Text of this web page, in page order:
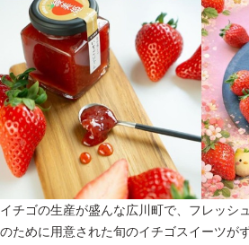
イチゴの生産が盛んな広川町で、フレッシ
のために用意された旬のイチゴスイーツが